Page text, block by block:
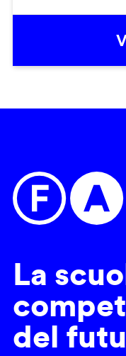
La
del